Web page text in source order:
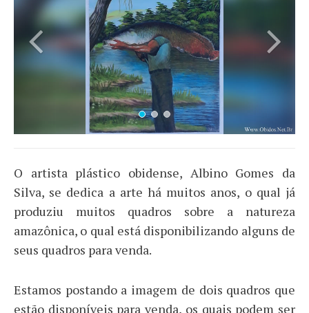
O artista plástico obidense, Albino Gomes da
Silva, se dedica a arte há muitos anos, o qual já
produziu muitos quadros sobre a natureza
amazônica, o qual está disponibilizando alguns de
seus quadros para venda.
Estamos postando a imagem de dois quadros que
estão disponíveis para venda, os quais podem ser